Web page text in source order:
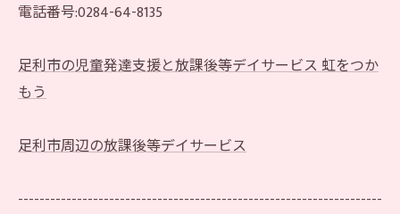
電話番号:0284-64-8135
足利市の児童発達支援と放課後等デイサービス 虹をつか
もう
足利市周辺の放課後等デイサービス
--------------------------------------------------------------------